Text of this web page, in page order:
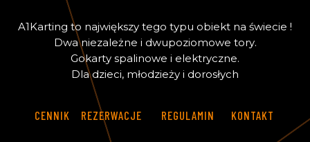
A1Karting to największy tego typu obiekt na świecie !
Dwa niezależne i dwupoziomowe tory.
Gokarty spalinowe i elektryczne.
Dla dzieci, młodzieży i dorosłych
CENNIK REZERWACJE REGULAMIN KONTAKT